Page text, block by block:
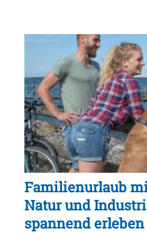
Familienurlaub
Natur und
spannend erleben